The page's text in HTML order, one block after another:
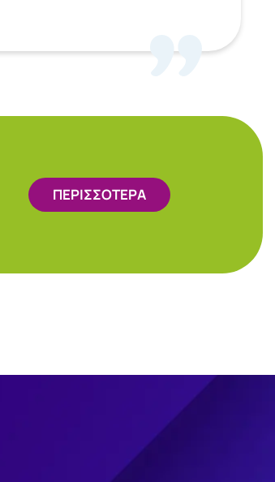
ΠΕΡΙΣΣΟΤΕΡΑ